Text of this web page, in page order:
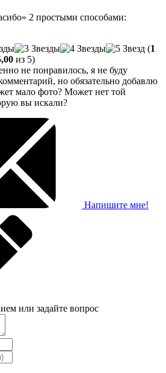
2 простыми способами:
(1
из 5)
не понравилось, я не буду
но обязательно добавлю
мало фото? Может нет той
вы искали?
Напишите мне!
или задайте вопрос